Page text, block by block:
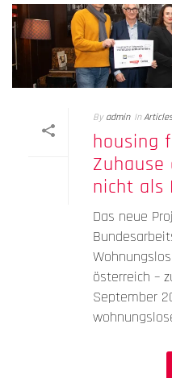
By admin In Articles
housing
Zuhause
nicht als
Das neue
österreich –
September